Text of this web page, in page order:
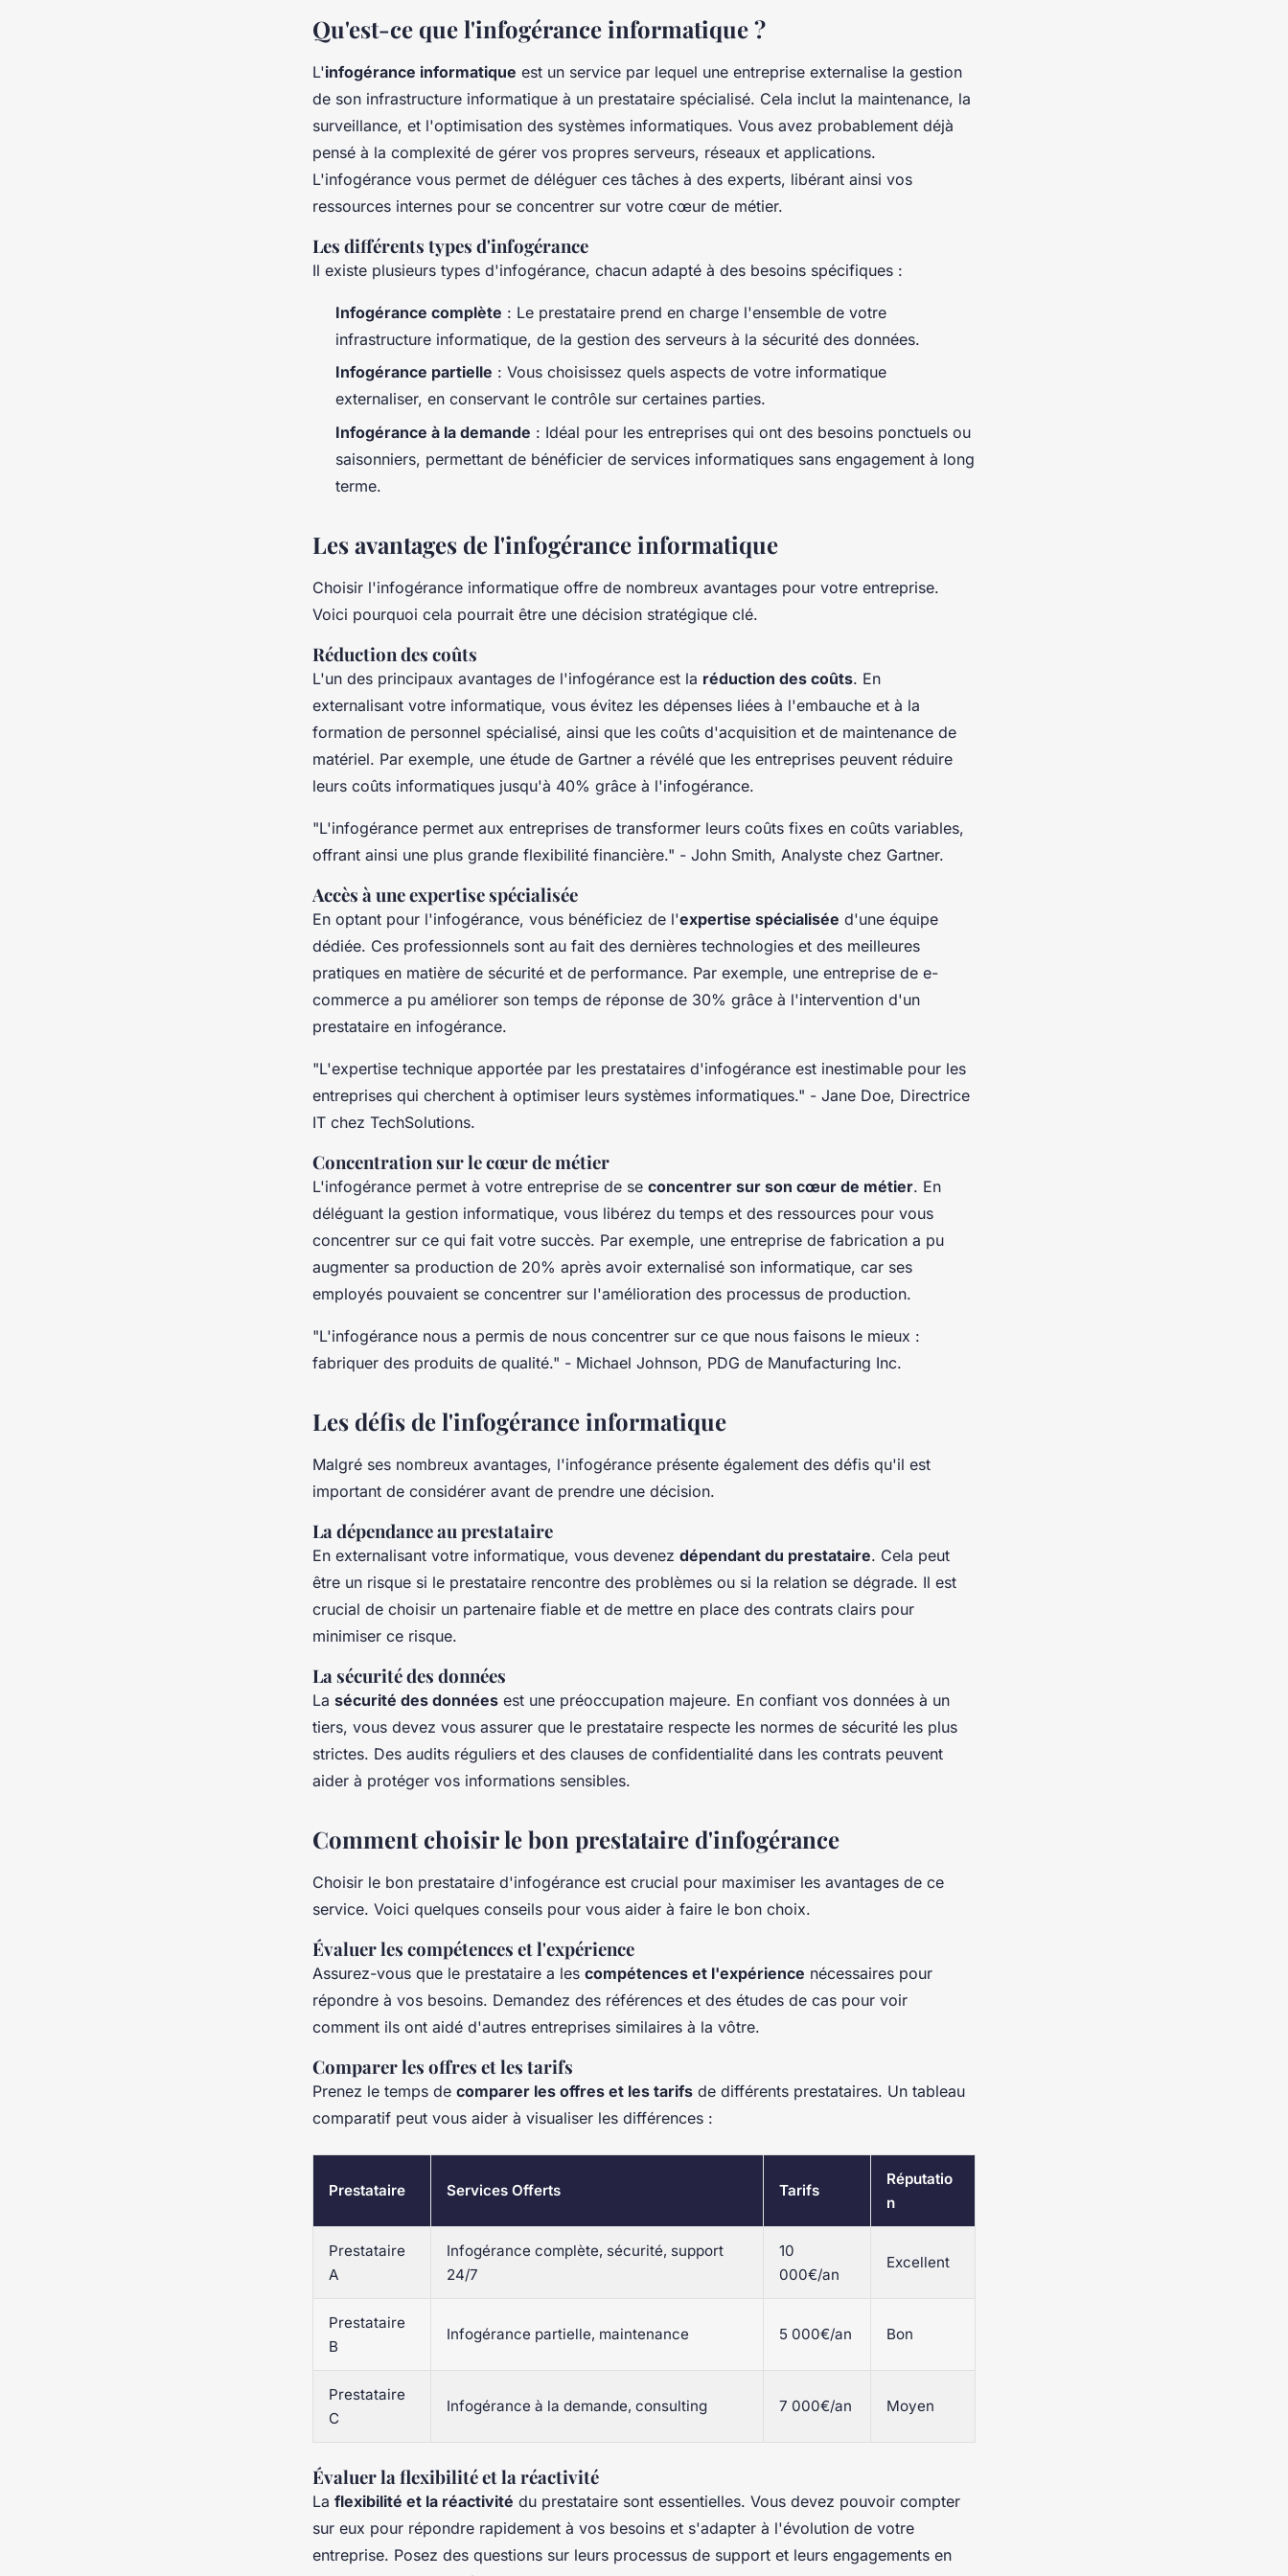
Qu'est-ce que l'infogérance informatique ?
L'infogérance informatique est un service par lequel une entreprise externalise la gestion
de son infrastructure informatique à un prestataire spécialisé. Cela inclut la maintenance, la
surveillance, et l'optimisation des systèmes informatiques. Vous avez probablement déjà
pensé à la complexité de gérer vos propres serveurs, réseaux et applications.
L'infogérance vous permet de déléguer ces tâches à des experts, libérant ainsi vos
ressources internes pour se concentrer sur votre cœur de métier.
Les différents types d'infogérance
Il existe plusieurs types d'infogérance, chacun adapté à des besoins spécifiques :
Infogérance complète : Le prestataire prend en charge l'ensemble de votre
infrastructure informatique, de la gestion des serveurs à la sécurité des données.
Infogérance partielle : Vous choisissez quels aspects de votre informatique
externaliser, en conservant le contrôle sur certaines parties.
Infogérance à la demande : Idéal pour les entreprises qui ont des besoins ponctuels ou
saisonniers, permettant de bénéficier de services informatiques sans engagement à long
terme.
Les avantages de l'infogérance informatique
Choisir l'infogérance informatique offre de nombreux avantages pour votre entreprise.
Voici pourquoi cela pourrait être une décision stratégique clé.
Réduction des coûts
L'un des principaux avantages de l'infogérance est la réduction des coûts. En
externalisant votre informatique, vous évitez les dépenses liées à l'embauche et à la
formation de personnel spécialisé, ainsi que les coûts d'acquisition et de maintenance de
matériel. Par exemple, une étude de Gartner a révélé que les entreprises peuvent réduire
leurs coûts informatiques jusqu'à 40% grâce à l'infogérance.
"L'infogérance permet aux entreprises de transformer leurs coûts fixes en coûts variables,
offrant ainsi une plus grande flexibilité financière." - John Smith, Analyste chez Gartner.
Accès à une expertise spécialisée
En optant pour l'infogérance, vous bénéficiez de l'expertise spécialisée d'une équipe
dédiée. Ces professionnels sont au fait des dernières technologies et des meilleures
pratiques en matière de sécurité et de performance. Par exemple, une entreprise de e-
commerce a pu améliorer son temps de réponse de 30% grâce à l'intervention d'un
prestataire en infogérance.
"L'expertise technique apportée par les prestataires d'infogérance est inestimable pour les
entreprises qui cherchent à optimiser leurs systèmes informatiques." - Jane Doe, Directrice
IT chez TechSolutions.
Concentration sur le cœur de métier
L'infogérance permet à votre entreprise de se concentrer sur son cœur de métier. En
déléguant la gestion informatique, vous libérez du temps et des ressources pour vous
concentrer sur ce qui fait votre succès. Par exemple, une entreprise de fabrication a pu
augmenter sa production de 20% après avoir externalisé son informatique, car ses
employés pouvaient se concentrer sur l'amélioration des processus de production.
"L'infogérance nous a permis de nous concentrer sur ce que nous faisons le mieux :
fabriquer des produits de qualité." - Michael Johnson, PDG de Manufacturing Inc.
Les défis de l'infogérance informatique
Malgré ses nombreux avantages, l'infogérance présente également des défis qu'il est
important de considérer avant de prendre une décision.
La dépendance au prestataire
En externalisant votre informatique, vous devenez dépendant du prestataire. Cela peut
être un risque si le prestataire rencontre des problèmes ou si la relation se dégrade. Il est
crucial de choisir un partenaire fiable et de mettre en place des contrats clairs pour
minimiser ce risque.
La sécurité des données
La sécurité des données est une préoccupation majeure. En confiant vos données à un
tiers, vous devez vous assurer que le prestataire respecte les normes de sécurité les plus
strictes. Des audits réguliers et des clauses de confidentialité dans les contrats peuvent
aider à protéger vos informations sensibles.
Comment choisir le bon prestataire d'infogérance
Choisir le bon prestataire d'infogérance est crucial pour maximiser les avantages de ce
service. Voici quelques conseils pour vous aider à faire le bon choix.
Évaluer les compétences et l'expérience
Assurez-vous que le prestataire a les compétences et l'expérience nécessaires pour
répondre à vos besoins. Demandez des références et des études de cas pour voir
comment ils ont aidé d'autres entreprises similaires à la vôtre.
Comparer les offres et les tarifs
Prenez le temps de comparer les offres et les tarifs de différents prestataires. Un tableau
comparatif peut vous aider à visualiser les différences :
Prestataire Services Offerts Tarifs
Réputatio
n
Prestataire
A
Infogérance complète, sécurité, support
24/7
10
000€/an
Excellent
Prestataire
B
Infogérance partielle, maintenance 5 000€/an Bon
Prestataire
C
Infogérance à la demande, consulting 7 000€/an Moyen
Évaluer la flexibilité et la réactivité
La flexibilité et la réactivité du prestataire sont essentielles. Vous devez pouvoir compter
sur eux pour répondre rapidement à vos besoins et s'adapter à l'évolution de votre
entreprise. Posez des questions sur leurs processus de support et leurs engagements en